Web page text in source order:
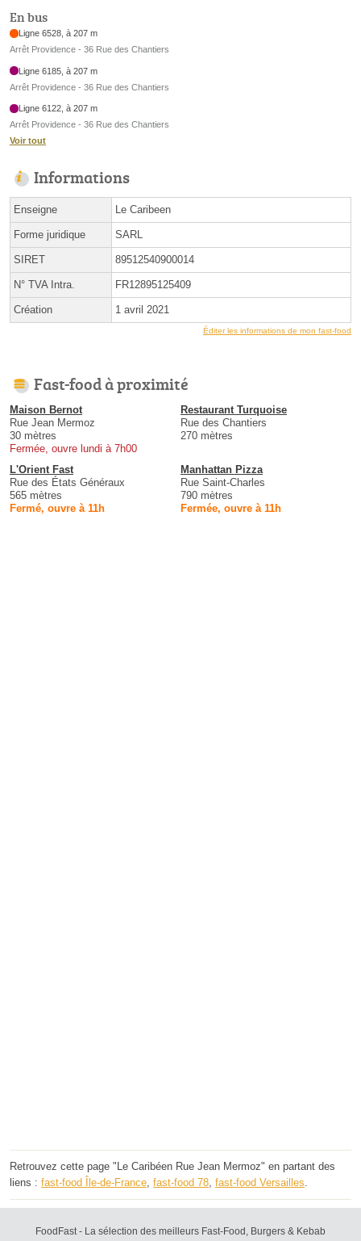
En bus
Ligne 6528, à 207 m
Arrêt Providence - 36 Rue des Chantiers
Ligne 6185, à 207 m
Arrêt Providence - 36 Rue des Chantiers
Ligne 6122, à 207 m
Arrêt Providence - 36 Rue des Chantiers
Voir tout
Informations
Enseigne Le Caribeen
Forme juridique SARL
SIRET 89512540900014
N° TVA Intra. FR12895125409
Création 1 avril 2021
Éditer les informations de mon fast-food
Fast-food à proximité
Maison Bernot
Rue Jean Mermoz
30 mètres
Fermée, ouvre lundi à 7h00
Restaurant Turquoise
Rue des Chantiers
270 mètres
L'Orient Fast
Rue des États Généraux
565 mètres
Fermé, ouvre à 11h
Manhattan Pizza
Rue Saint-Charles
790 mètres
Fermée, ouvre à 11h
Retrouvez cette page "Le Caribéen Rue Jean Mermoz" en partant des
liens : fast-food Île-de-France, fast-food 78, fast-food Versailles.
FoodFast - La sélection des meilleurs Fast-Food, Burgers & Kebab